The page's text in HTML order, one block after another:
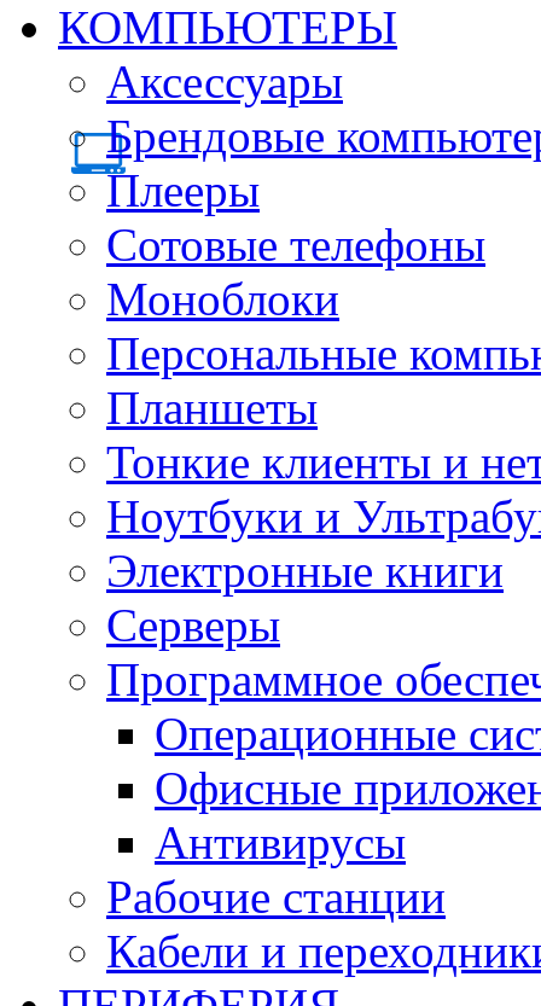
КОМПЬЮТЕРЫ
Аксессуары
Брендовые
Плееры
Сотовые телефоны
Моноблоки
Персональные
Планшеты
Тонкие клиенты и
Ноутбуки и
Электронные книги
Серверы
Программное
Операционные
Офисные
Антивирусы
Рабочие станции
Кабели и